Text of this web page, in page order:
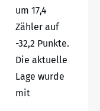
um 17,4
Zähler auf
-32,2 Punkte.
Die aktuelle
Lage wurde
mit